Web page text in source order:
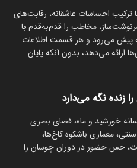
ترکیب احساسات عاشقانه، رقابت‌های
مخاطب را قدم‌به‌قدم با
پیش می‌رود و هر قسمت اطلاعات
ارائه می‌دهد، بدون آنکه پایان
زنده نگه می‌دارد
خورشید و ماه، فضای بصری
معماری باشکوه کاخ‌ها،
حس حضور در دوران چوسان را